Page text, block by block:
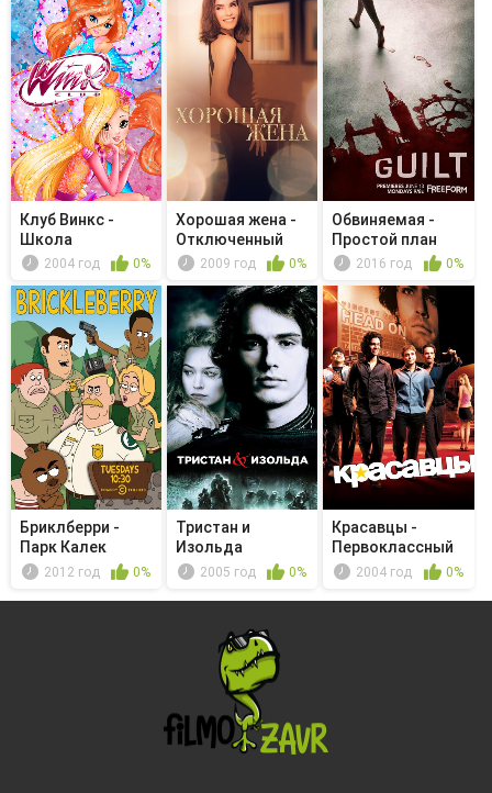
Клуб Винкс -
Школа
волшебниц -
2004 год 0%
Хорошая жена -
Отключенный
2009 год 0%
Обвиняемая -
Простой план
2016 год 0%
Бриклберри -
Парк Калек
2012 год 0%
Тристан и
Изольда
2005 год 0%
Красавцы -
Первоклассный
подонок
2004 год 0%